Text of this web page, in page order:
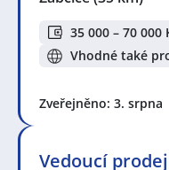
35 000 – 70 000
Vhodné také
Zveřejněno: 3. srpna
Vedoucí